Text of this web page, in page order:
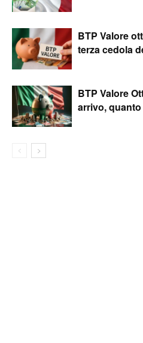
BTP Valore
terza cedola
BTP Valore
arrivo,